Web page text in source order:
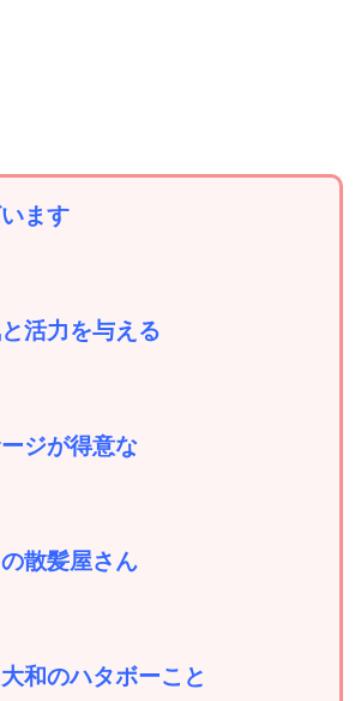
ます
活力を与える
ジが得意な
散髪屋さん
和のハタボーこと